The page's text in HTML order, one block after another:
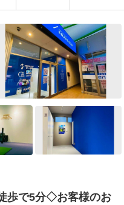
歩で5分◇お客様のお